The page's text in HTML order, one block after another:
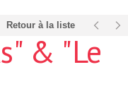
Retour à la liste
& "Le